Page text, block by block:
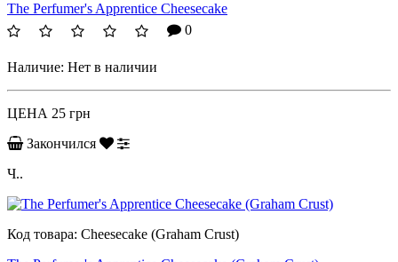
The Perfumer's Apprentice Cheesecake
0
Наличие: Нет в наличии
ЦЕНА 25 грн
Закончился
Ч..
Код товара: Cheesecake (Graham Crust)